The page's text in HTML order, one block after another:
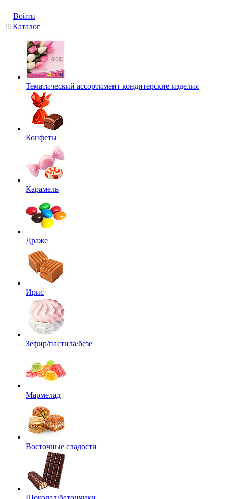
Войти
Каталог
Тематический ассортимент кондитерские изделия
Конфеты
Карамель
Драже
Ирис
Зефир/пастила/безе
Мармелад
Восточные сладости